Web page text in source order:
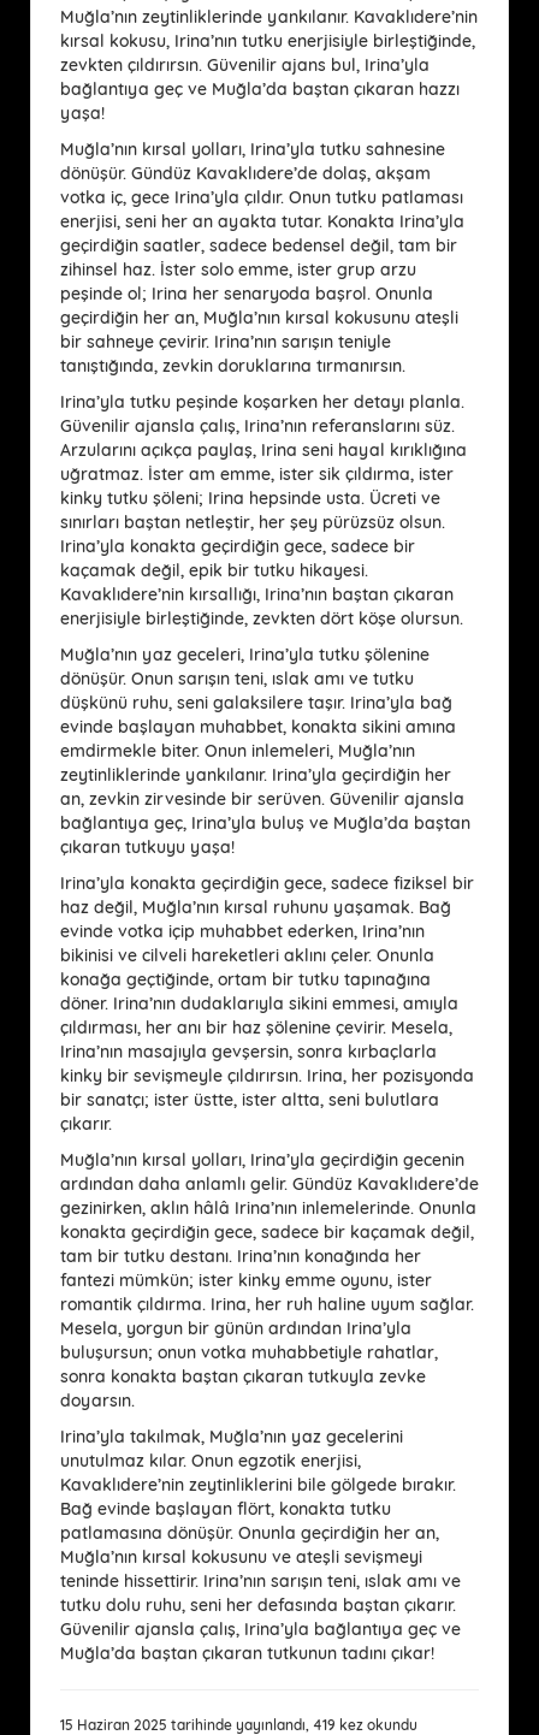
Muğla’nın zeytinliklerinde yankılanır. Kavaklıdere’nin
kırsal kokusu, Irina’nın tutku enerjisiyle birleştiğinde,
zevkten çıldırırsın. Güvenilir ajans bul, Irina’yla
bağlantıya geç ve Muğla’da baştan çıkaran hazzı
yaşa!
Muğla’nın kırsal yolları, Irina’yla tutku sahnesine
dönüşür. Gündüz Kavaklıdere’de dolaş, akşam
votka iç, gece Irina’yla çıldır. Onun tutku patlaması
enerjisi, seni her an ayakta tutar. Konakta Irina’yla
geçirdiğin saatler, sadece bedensel değil, tam bir
zihinsel haz. İster solo emme, ister grup arzu
peşinde ol; Irina her senaryoda başrol. Onunla
geçirdiğin her an, Muğla’nın kırsal kokusunu ateşli
bir sahneye çevirir. Irina’nın sarışın teniyle
tanıştığında, zevkin doruklarına tırmanırsın.
Irina’yla tutku peşinde koşarken her detayı planla.
Güvenilir ajansla çalış, Irina’nın referanslarını süz.
Arzularını açıkça paylaş, Irina seni hayal kırıklığına
uğratmaz. İster am emme, ister sik çıldırma, ister
kinky tutku şöleni; Irina hepsinde usta. Ücreti ve
sınırları baştan netleştir, her şey pürüzsüz olsun.
Irina’yla konakta geçirdiğin gece, sadece bir
kaçamak değil, epik bir tutku hikayesi.
Kavaklıdere’nin kırsallığı, Irina’nın baştan çıkaran
enerjisiyle birleştiğinde, zevkten dört köşe olursun.
Muğla’nın yaz geceleri, Irina’yla tutku şölenine
dönüşür. Onun sarışın teni, ıslak amı ve tutku
düşkünü ruhu, seni galaksilere taşır. Irina’yla bağ
evinde başlayan muhabbet, konakta sikini amına
emdirmekle biter. Onun inlemeleri, Muğla’nın
zeytinliklerinde yankılanır. Irina’yla geçirdiğin her
an, zevkin zirvesinde bir serüven. Güvenilir ajansla
bağlantıya geç, Irina’yla buluş ve Muğla’da baştan
çıkaran tutkuyu yaşa!
Irina’yla konakta geçirdiğin gece, sadece fiziksel bir
haz değil, Muğla’nın kırsal ruhunu yaşamak. Bağ
evinde votka içip muhabbet ederken, Irina’nın
bikinisi ve cilveli hareketleri aklını çeler. Onunla
konağa geçtiğinde, ortam bir tutku tapınağına
döner. Irina’nın dudaklarıyla sikini emmesi, amıyla
çıldırması, her anı bir haz şölenine çevirir. Mesela,
Irina’nın masajıyla gevşersin, sonra kırbaçlarla
kinky bir sevişmeyle çıldırırsın. Irina, her pozisyonda
bir sanatçı; ister üstte, ister altta, seni bulutlara
çıkarır.
Muğla’nın kırsal yolları, Irina’yla geçirdiğin gecenin
ardından daha anlamlı gelir. Gündüz Kavaklıdere’de
gezinirken, aklın hâlâ Irina’nın inlemelerinde. Onunla
konakta geçirdiğin gece, sadece bir kaçamak değil,
tam bir tutku destanı. Irina’nın konağında her
fantezi mümkün; ister kinky emme oyunu, ister
romantik çıldırma. Irina, her ruh haline uyum sağlar.
Mesela, yorgun bir günün ardından Irina’yla
buluşursun; onun votka muhabbetiyle rahatlar,
sonra konakta baştan çıkaran tutkuyla zevke
doyarsın.
Irina’yla takılmak, Muğla’nın yaz gecelerini
unutulmaz kılar. Onun egzotik enerjisi,
Kavaklıdere’nin zeytinliklerini bile gölgede bırakır.
Bağ evinde başlayan flört, konakta tutku
patlamasına dönüşür. Onunla geçirdiğin her an,
Muğla’nın kırsal kokusunu ve ateşli sevişmeyi
teninde hissettirir. Irina’nın sarışın teni, ıslak amı ve
tutku dolu ruhu, seni her defasında baştan çıkarır.
Güvenilir ajansla çalış, Irina’yla bağlantıya geç ve
Muğla’da baştan çıkaran tutkunun tadını çıkar!
15 Haziran 2025 tarihinde yayınlandı, 419 kez okundu